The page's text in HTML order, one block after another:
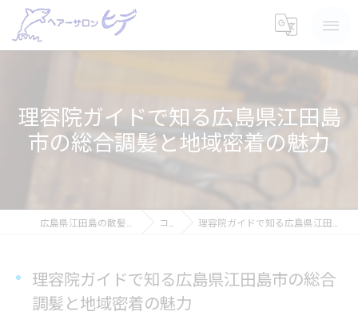
理容院ガイドで知る広島県江田島
市の総合調髪と地域密着の魅力
コラム 理容院ガイドで知る広島県江田島市の総合調髪と地域密着の魅力
理容院ガイドで知る広島県江田島市の総合
調髪と地域密着の魅力